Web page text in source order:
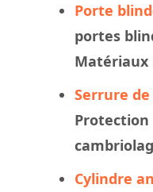
Porte
portes
Matériaux
Serrure
Protection
Cylindre